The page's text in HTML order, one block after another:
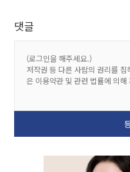
댓글